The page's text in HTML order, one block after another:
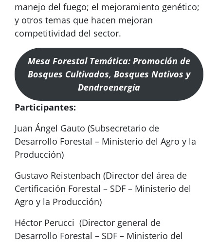
manejo del fuego; el mejoramiento genético;
y otros temas que hacen mejoran
competitividad del sector.
Mesa Forestal Temática: Promoción de
Bosques Cultivados, Bosques Nativos y
Dendroenergía
Participantes:
Juan Ángel Gauto (Subsecretario de
Desarrollo Forestal – Ministerio del Agro y la
Producción)
Gustavo Reistenbach (Director del área de
Certificación Forestal – SDF – Ministerio del
Agro y la Producción)
Héctor Perucci (Director general de
Desarrollo Forestal – SDF – Ministerio del